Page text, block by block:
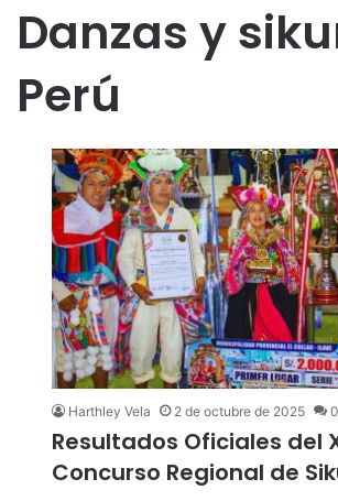
Danzas y
Perú
Harthley Vela 2 de octubre de 2025 0
Resultados Oficiales del
Concurso Regional de